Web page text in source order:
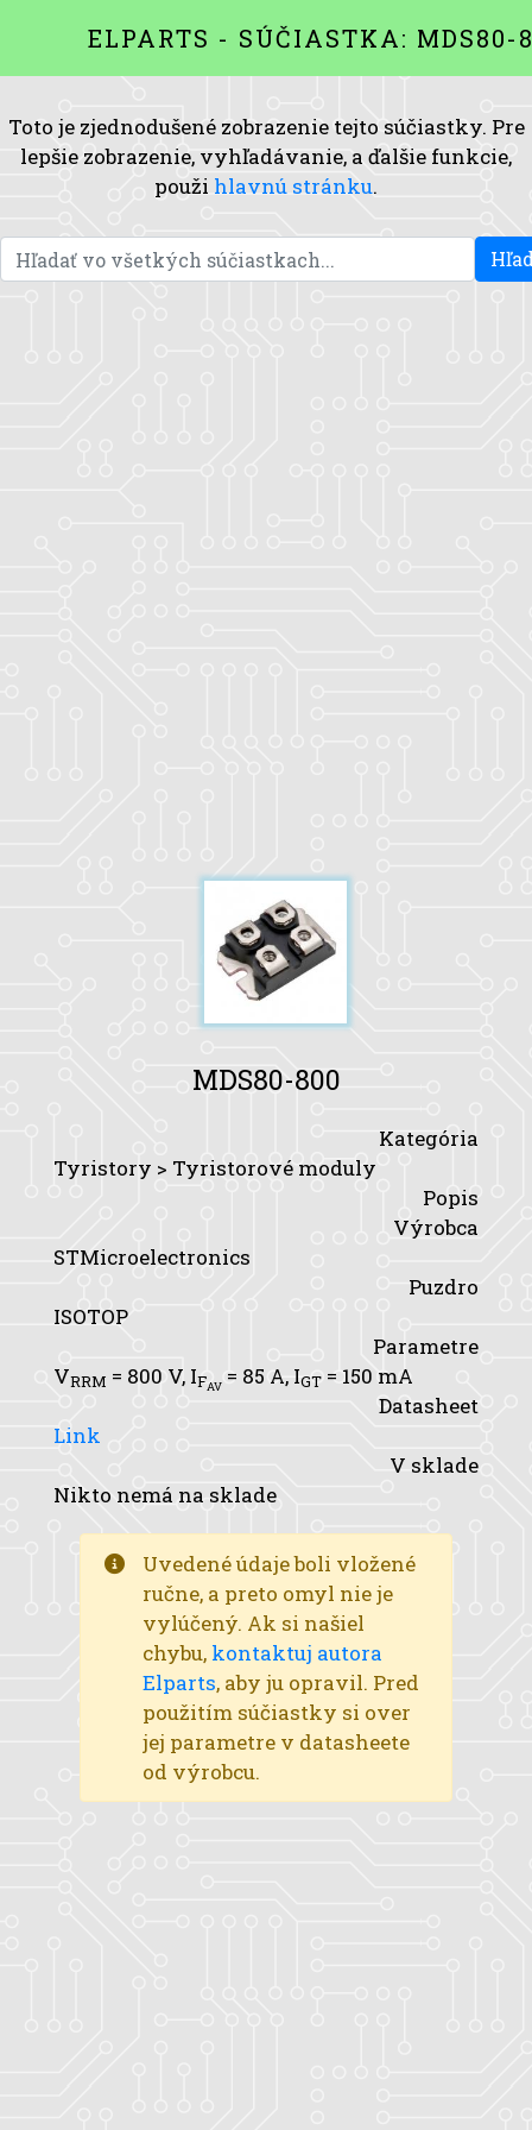
ELPARTS - SÚČIASTKA: MDS80-
Toto je zjednodušené zobrazenie tejto súčiastky. Pre
lepšie zobrazenie, vyhľadávanie, a ďalšie funkcie,
použi hlavnú stránku.
MDS80-800
Kategória
Tyristory > Tyristorové moduly
Popis
Výrobca
STMicroelectronics
Puzdro
ISOTOP
Parametre
VRRM = 800 V, IFAV = 85 A, IGT = 150 mA
Datasheet
Link
V sklade
Nikto nemá na sklade
Uvedené údaje boli vložené
ručne, a preto omyl nie je
vylúčený. Ak si našiel
chybu, kontaktuj autora
Elparts, aby ju opravil. Pred
použitím súčiastky si over
jej parametre v datasheete
od výrobcu.